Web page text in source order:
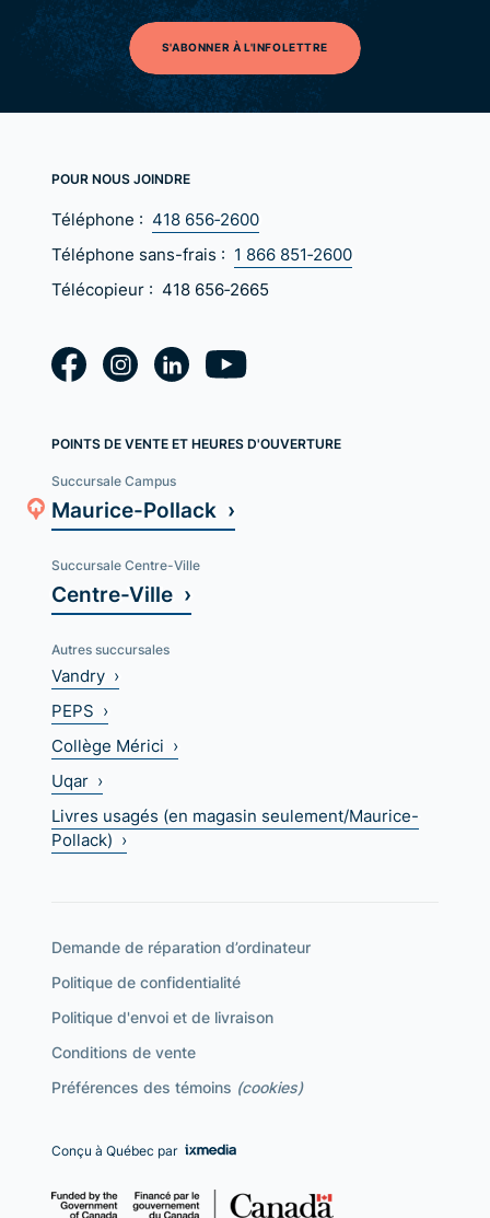
S'ABONNER À L'INFOLETTRE
POUR NOUS JOINDRE
Téléphone : 418 656‑2600
Téléphone sans-frais : 1 866 851‑2600
Télécopieur : 418 656‑2665
POINTS DE VENTE ET HEURES D'OUVERTURE
Succursale Campus
Maurice-Pollack ›
Succursale Centre-Ville
Centre-Ville ›
Autres succursales
Vandry ›
PEPS ›
Collège Mérici ›
Uqar ›
Livres usagés (en magasin seulement/Maurice-
Pollack) ›
Demande de réparation d’ordinateur
Politique de confidentialité
Politique d'envoi et de livraison
Conditions de vente
Préférences des témoins (cookies)
Conçu à Québec par